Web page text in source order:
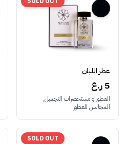
عطر اللبان
5 ر.ع
العطور و مستحضرات التجميل,
المجالس للعطور
SOLD OUT